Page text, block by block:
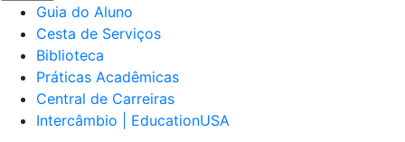
Guia do Aluno
Cesta de Serviços
Biblioteca
Práticas Acadêmicas
Central de Carreiras
Intercâmbio | EducationUSA